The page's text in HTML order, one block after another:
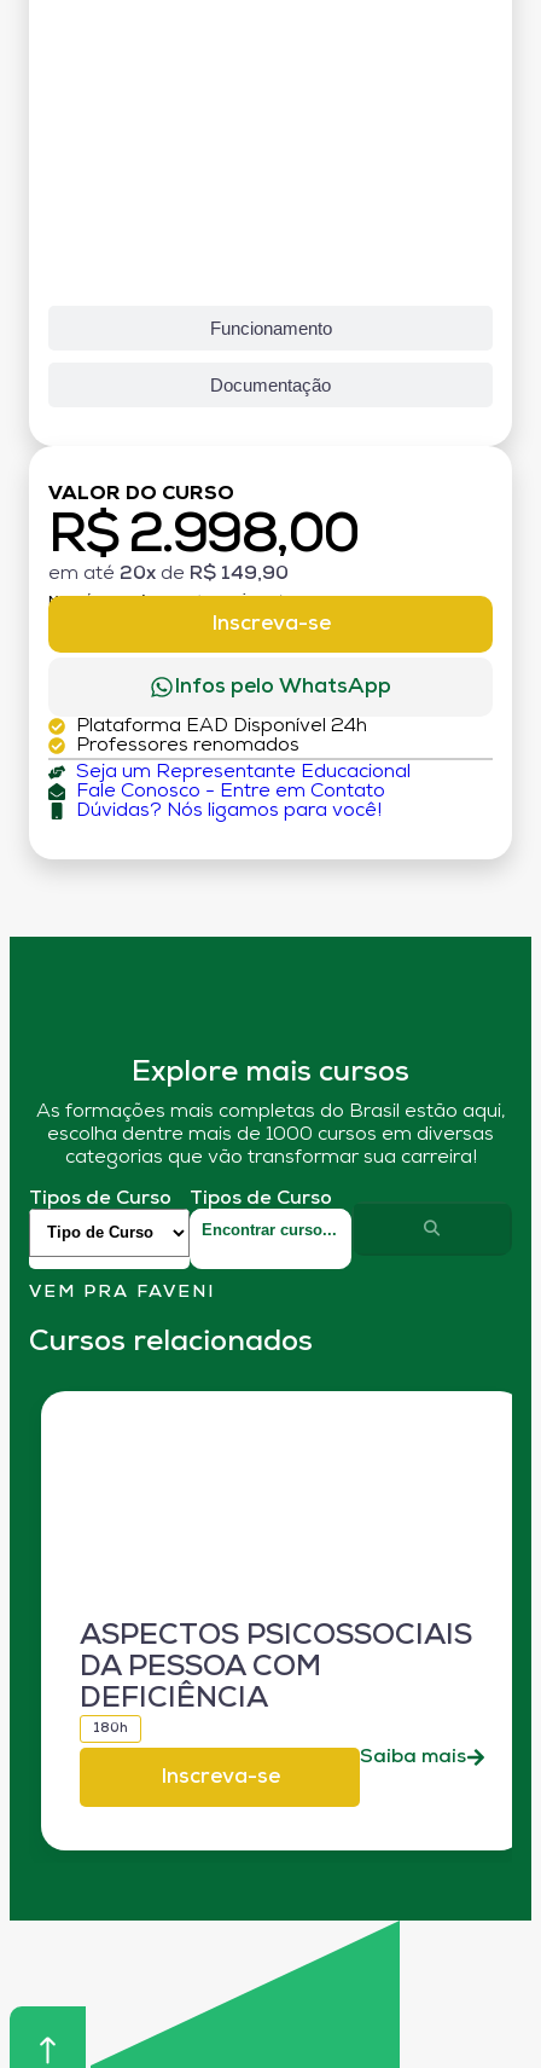
Funcionamento
Documentação
VALOR DO CURSO
R$ 2.998,00
em até 20x de R$ 149,90
MATRÍCULA:
Inscreva-se
Infos pelo WhatsApp
Plataforma EAD Disponível 24h
Professores renomados
Seja um Representante Educacional
Fale Conosco - Entre em Contato
Dúvidas? Nós ligamos para você!
Explore mais cursos
As formações mais completas do Brasil estão aqui,
escolha dentre mais de 1000 cursos em diversas
categorias que vão transformar sua carreira!
Tipos de Curso Tipos de Curso
VEM PRA FAVENI
Cursos relacionados
ASPECTOS PSICOSSOCIAIS
DA PESSOA COM
DEFICIÊNCIA
180h
Inscreva-se
Saiba mais